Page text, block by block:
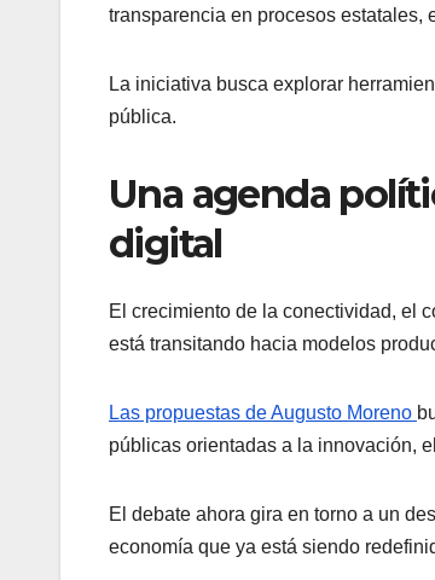
transparencia en procesos estatales,
La iniciativa busca explorar
pública.
Una agenda
digital
El crecimiento de la conectividad, el
está transitando hacia modelos
Las propuestas de Augusto Moreno
públicas orientadas a la innovación,
El debate ahora gira en torno a un
economía que ya está siendo